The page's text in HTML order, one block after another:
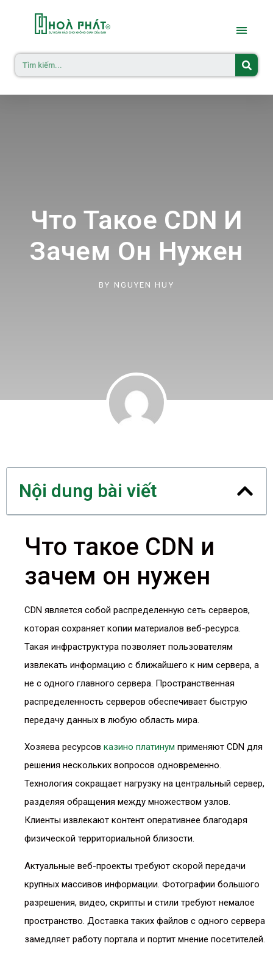
Что Такое CDN И
Зачем Он Нужен
BY NGUYEN HUY
Nội dung bài viết
Что такое CDN и
зачем он нужен
CDN является собой распределенную сеть серверов,
которая сохраняет копии материалов веб-ресурса.
Такая инфраструктура позволяет пользователям
извлекать информацию с ближайшего к ним сервера, а
не с одного главного сервера. Пространственная
распределенность серверов обеспечивает быструю
передачу данных в любую область мира.
Хозяева ресурсов казино платинум применяют CDN для
решения нескольких вопросов одновременно.
Технология сокращает нагрузку на центральный сервер,
разделяя обращения между множеством узлов.
Клиенты извлекают контент оперативнее благодаря
физической территориальной близости.
Актуальные веб-проекты требуют скорой передачи
крупных массивов информации. Фотографии большого
разрешения, видео, скрипты и стили требуют немалое
пространство. Доставка таких файлов с одного сервера
замедляет работу портала и портит мнение посетителей.